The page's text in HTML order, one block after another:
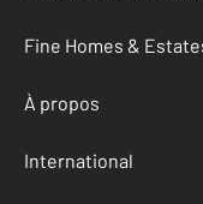
Fine Homes &
À propos
International